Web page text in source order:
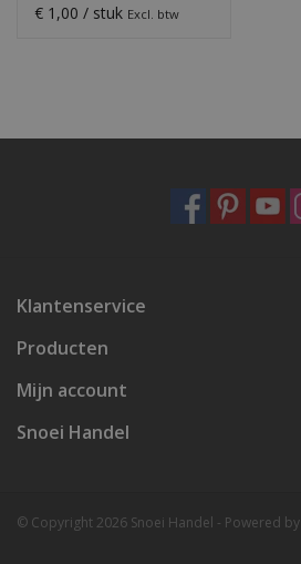
€ 1,00 / stuk Excl. btw
Klantenservice
Producten
Mijn account
Snoei Handel
© Copyright 2026 Snoei Handel - Powered by